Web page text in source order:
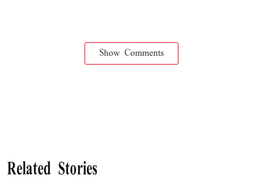
Show Comments
Related Stories